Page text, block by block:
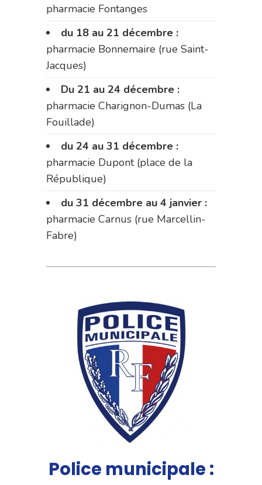
pharmacie Fontanges
du 18 au 21 décembre :
pharmacie Bonnemaire (rue Saint-
Jacques)
Du 21 au 24 décembre :
pharmacie Charignon-Dumas (La
Fouillade)
du 24 au 31 décembre :
pharmacie Dupont (place de la
République)
du 31 décembre au 4 janvier :
pharmacie Carnus (rue Marcellin-
Fabre)
Police municipale :